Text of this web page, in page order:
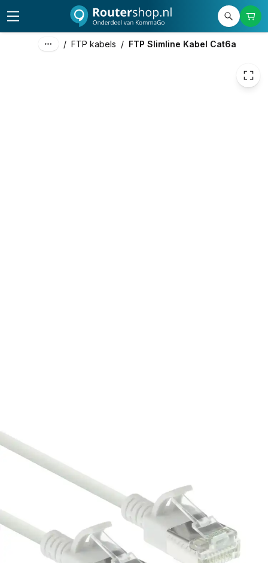
/ FTP kabels / FTP Slimline Kabel Cat6a